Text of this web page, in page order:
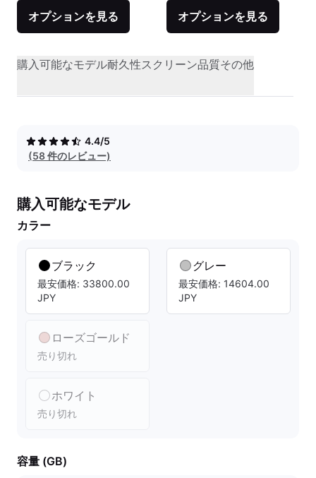
オプションを見る オプションを見る
購入可能なモデル耐久性スクリーン品質その他
4.4/5
(58 件のレビュー)
購入可能なモデル
カラー
ブラック
最安価格: 33800.00
JPY
ローズゴールド
売り切れ
ホワイト
売り切れ
グレー
最安価格: 14604.00
JPY
容量 (GB)